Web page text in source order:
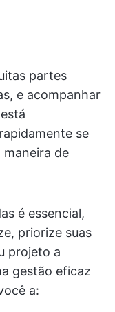
partes
e acompanhar
se
de
é essencial,
priorize suas
projeto a
gestão eficaz
a: